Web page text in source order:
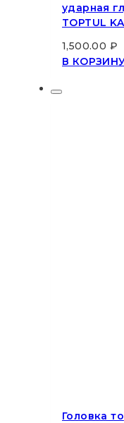
ударная
TOPTUL
1,500.00 ₽
В
Головка